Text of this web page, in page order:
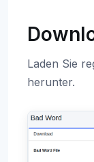
Laden Sie
herunter.